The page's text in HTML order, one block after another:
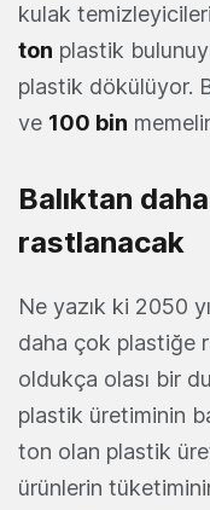
kulak
ton plastik
plastik dökülüyor.
ve 100 bin
Balıktan
rastlanacak
Ne yazık ki 2050
daha çok plastiğe
oldukça olası bir
plastik üretiminin
ton olan plastik
ürünlerin